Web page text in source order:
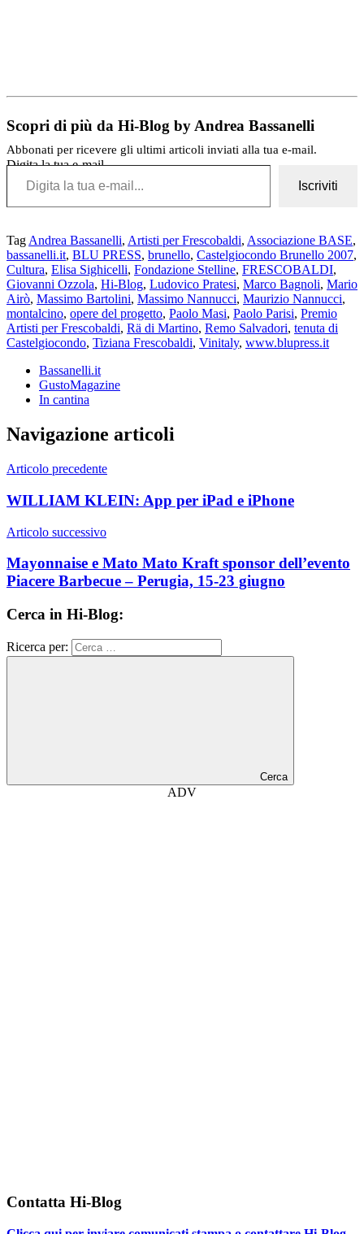
Scopri di più da Hi-Blog by Andrea Bassanelli
Abbonati per ricevere gli ultimi articoli inviati alla tua e-mail.
Digita la tua e-mail...
Iscriviti
Tag Andrea Bassanelli, Artisti per Frescobaldi, Associazione BASE,
bassanelli.it, BLU PRESS, brunello, Castelgiocondo Brunello 2007,
Cultura, Elisa Sighicelli, Fondazione Stelline, FRESCOBALDI,
Giovanni Ozzola, Hi-Blog, Ludovico Pratesi, Marco Bagnoli, Mario
Airò, Massimo Bartolini, Massimo Nannucci, Maurizio Nannucci,
montalcino, opere del progetto, Paolo Masi, Paolo Parisi, Premio
Artisti per Frescobaldi, Rä di Martino, Remo Salvadori, tenuta di
Castelgiocondo, Tiziana Frescobaldi, Vinitaly, www.blupress.it
Bassanelli.it
GustoMagazine
In cantina
Navigazione articoli
Articolo precedente
WILLIAM KLEIN: App per iPad e iPhone
Articolo successivo
Mayonnaise e Mato Mato Kraft sponsor dell’evento
Piacere Barbecue – Perugia, 15-23 giugno
Cerca in Hi-Blog:
Ricerca per:
Cerca
ADV
Contatta Hi-Blog